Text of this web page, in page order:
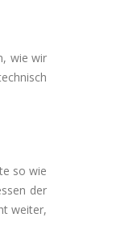
wie wir
so wie
der
weiter,